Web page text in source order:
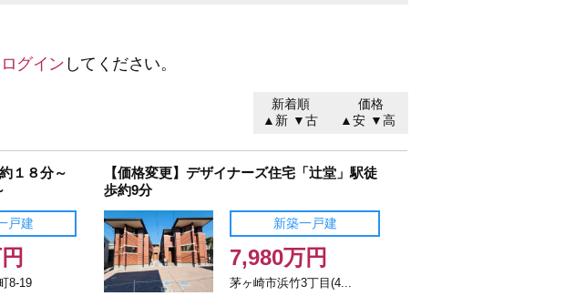
ログイン してください。
新着順
▲新 ▼古
価格
▲安 ▼高
１８分～
戸建
8-19
【価格変更】デザイナーズ住宅「辻堂」駅徒
歩約9分
新築一戸建
7,980万円
茅ヶ崎市浜竹3丁目(4...